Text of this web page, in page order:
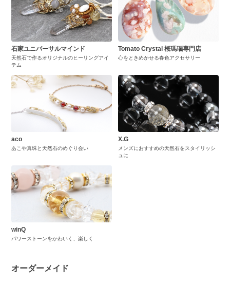
石家ユニバーサルマインド
天然石で作るオリジナルのヒーリングアイ
テム
Tomato Crystal 桜瑪瑙専門店
心をときめかせる春色アクセサリー
aco
あこや真珠と天然石のめぐり会い
X.G
メンズにおすすめの天然石をスタイリッシ
ュに
winQ
パワーストーンをかわいく、楽しく
オーダーメイド